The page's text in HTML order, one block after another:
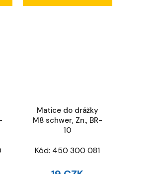
Matice do drážky
M8 schwer, Zn., BR-
10
Kód: 450 300 081